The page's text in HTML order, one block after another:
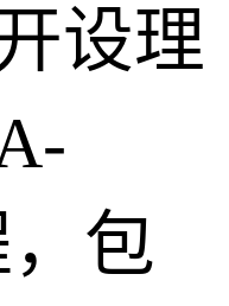
设理
包